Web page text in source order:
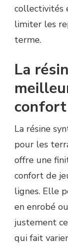
collectivités
limiter les
terme.
La
La résine
pour les
offre une
confort de
lignes. Elle
en enrobé
justement
qui fait